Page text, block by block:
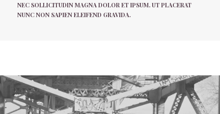
NEC SOLLICITUDIN MAGNA DOLOR ET IPSUM. UT PLACERAT
NUNC NON SAPIEN ELEIFEND GRAVIDA.